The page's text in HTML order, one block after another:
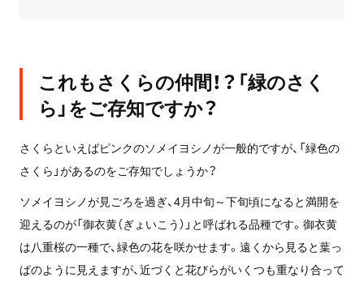
これもさくらの仲間！？「緑のさく
ら」をご存知ですか？
さくらといえばピンクのソメイヨシノが一般的ですが、「緑色の
さくら」があるのをご存知でしょうか？
ソメイヨシノが見ごろを過ぎ、4月中旬～下旬頃になると満開を
迎えるのが「御衣黄（ぎょいこう）」と呼ばれる品種です。御衣黄
は八重桜の一種で、緑色の花を咲かせます。遠くから見ると葉っ
ぱのように見えますが、近づくと花びらがいくつも重なり合って